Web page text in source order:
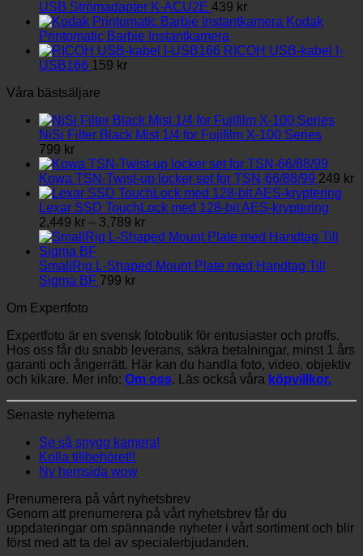
produktsidan
till
3,789 kr
USB Strömadapter K-ACU2E 439 kr
Kodak
Printomatic Barbie Instantkamera
RICOH USB-kabel I-
USB166 159 kr
Våra bästsäljare
NiSi Filter Black Mist 1/4 for Fujifilm X-100 Series
799 kr
Kowa TSN-Twist-up locker set for TSN-66/88/99 249 kr
Lexar SSD TouchLock med 128-bit AES-kryptering
2,449 kr – 3,789 krPrisintervall:
2,449 kr
3,789 kr
SmallRig L-Shaped Mount Plate med Handtag Till
Sigma BF 799 kr
Om Expertfoto
Expertfoto är en svensk fotobutik för entusiaster och proffs.
Hos oss får du snabb leverans, säkra betalningar, minst 1 års
garanti och ångerrätt. Här kan du handla foto, video, objektiv
och kikare. Mer info: Om oss. Läs också våra köpvillkor.
Senaste nyheterna
Se så snygg kamera!
Kolla tillbehöret!!
Ny hemsida wow
Prenumerera på vårt nyhetsbrev
Genom att prenumerera på vårt nyhetsbrev får du
uppdateringar om spännande nyheter i vårt sortiment och blir
först med att ta del av specialerbjudanden.